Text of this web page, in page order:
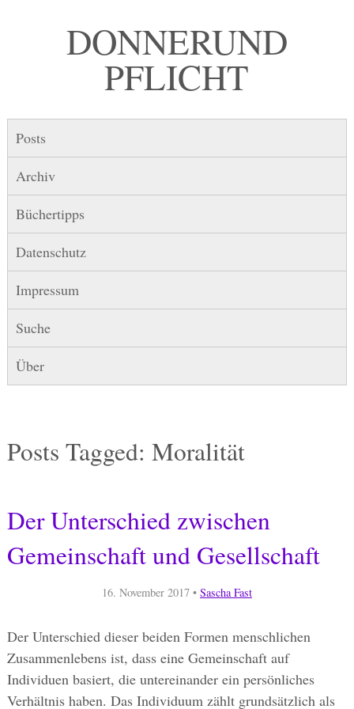
DONNER UND
PFLICHT
Posts
Archiv
Büchertipps
Datenschutz
Impressum
Suche
Über
Posts Tagged: Moralität
Der Unterschied zwischen
Gemeinschaft und Gesellschaft
16. November 2017• Sascha Fast
Der Unterschied dieser beiden Formen menschlichen
Zusammenlebens ist, dass eine Gemeinschaft auf
Individuen basiert, die untereinander ein persönliches
Verhältnis haben. Das Individuum zählt grundsätzlich als